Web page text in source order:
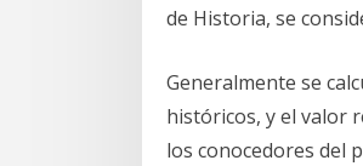
de Historia, se
Generalmente se
históricos, y el valor
los conocedores del